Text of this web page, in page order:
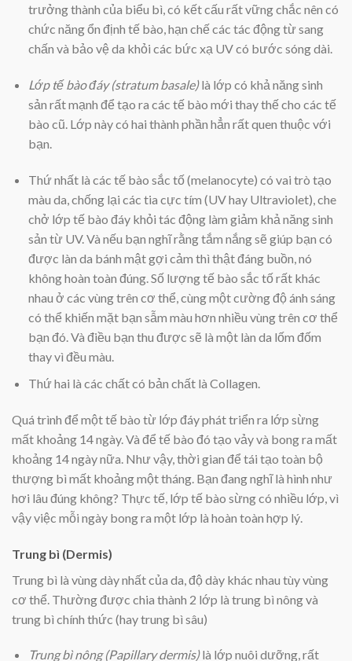
trưởng thành của biểu bì, có kết cấu rất vững chắc nên có
chức năng ổn định tế bào, hạn chế các tác động từ sang
chấn và bảo vệ da khỏi các bức xạ UV có bước sóng dài.
Lớp tế bào đáy (stratum basale)là lớp có khả năng sinh
sản rất mạnh để tạo ra các tế bào mới thay thế cho các tế
bào cũ. Lớp này có hai thành phần hẳn rất quen thuộc với
bạn.
Thứ nhất là các tế bào sắc tố (melanocyte) có vai trò tạo
màu da, chống lại các tia cực tím (UV hay Ultraviolet), che
chở lớp tế bào đáy khỏi tác động làm giảm khả năng sinh
sản từ UV. Và nếu bạn nghĩ rằng tắm nắng sẽ giúp bạn có
được làn da bánh mật gợi cảm thì thật đáng buồn, nó
không hoàn toàn đúng. Số lượng tế bào sắc tố rất khác
nhau ở các vùng trên cơ thể, cùng một cường độ ánh sáng
có thể khiến mặt bạn sẫm màu hơn nhiều vùng trên cơ thể
bạn đó. Và điều bạn thu được sẽ là một làn da lốm đốm
thay vì đều màu.
Thứ hai là các chất có bản chất là Collagen.
Quá trình để một tế bào từ lớp đáy phát triển ra lớp sừng
mất khoảng 14 ngày. Và để tế bào đó tạo vảy và bong ra mất
khoảng 14 ngày nữa. Như vậy, thời gian để tái tạo toàn bộ
thượng bì mất khoảng một tháng. Bạn đang nghĩ là hình như
hơi lâu đúng không? Thực tế, lớp tế bào sừng có nhiều lớp, vì
vậy việc mỗi ngày bong ra một lớp là hoàn toàn hợp lý.
Trung bì (Dermis)
Trung bì là vùng dày nhất của da, độ dày khác nhau tùy vùng
cơ thể. Thường được chia thành 2 lớp là trung bì nông và
trung bì chính thức (hay trung bì sâu)
Trung bì nông (Papillary dermis)là lớp nuôi dưỡng, rất